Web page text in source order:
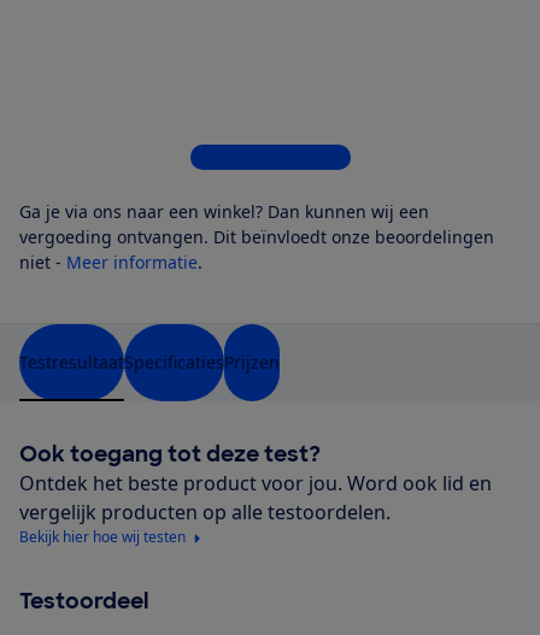
Bekijk alle 6 winkels
Ga je via ons naar een winkel? Dan kunnen wij een
vergoeding ontvangen. Dit beïnvloedt onze beoordelingen
niet - Meer informatie.
TestresultaatSpecificatiesPrijzen
Ook toegang tot deze test?
Ontdek het beste product voor jou. Word ook lid en
vergelijk producten op alle testoordelen.
Bekijk hier hoe wij testen
Testoordeel